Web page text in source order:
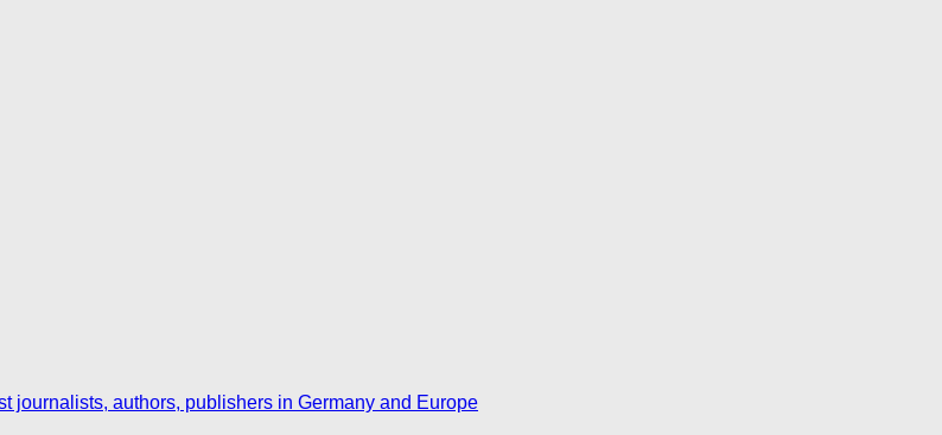
journalists, authors, publishers in Germany and Europe